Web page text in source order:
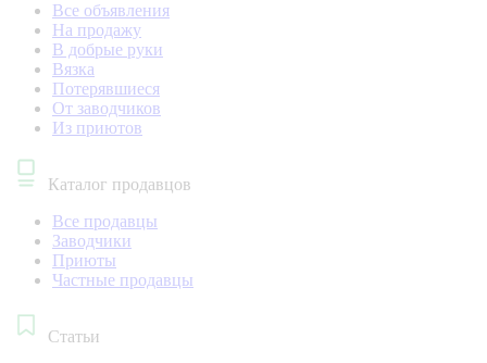
Все объявления
На продажу
В добрые руки
Вязка
Потерявшиеся
От заводчиков
Из приютов
Каталог продавцов
Все продавцы
Заводчики
Приюты
Частные продавцы
Статьи